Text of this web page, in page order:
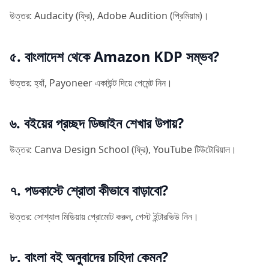
উত্তর: Audacity (ফ্রি), Adobe Audition (প্রিমিয়াম)।
৫. বাংলাদেশ থেকে Amazon KDP সম্ভব?
উত্তর: হ্যাঁ, Payoneer একাউন্ট দিয়ে পেমেন্ট নিন।
৬. বইয়ের প্রচ্ছদ ডিজাইন শেখার উপায়?
উত্তর: Canva Design School (ফ্রি), YouTube টিউটোরিয়াল।
৭. পডকাস্টে শ্রোতা কীভাবে বাড়াবো?
উত্তর: সোশ্যাল মিডিয়ায় প্রোমোট করুন, গেস্ট ইন্টারভিউ নিন।
৮. বাংলা বই অনুবাদের চাহিদা কেমন?